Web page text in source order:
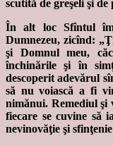
scutită de greşeli şi de
În alt loc Sfîntul
Dumnezeu, zicînd:
şi Domnul meu,
închinările şi în
descoperit adevărul
să nu voiască a fi
nimănui. Remediul şi
fiecare se cuvine să
nevinovăţie şi